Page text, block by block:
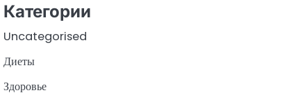
Категории
Uncategorised
Диеты
Здоровье